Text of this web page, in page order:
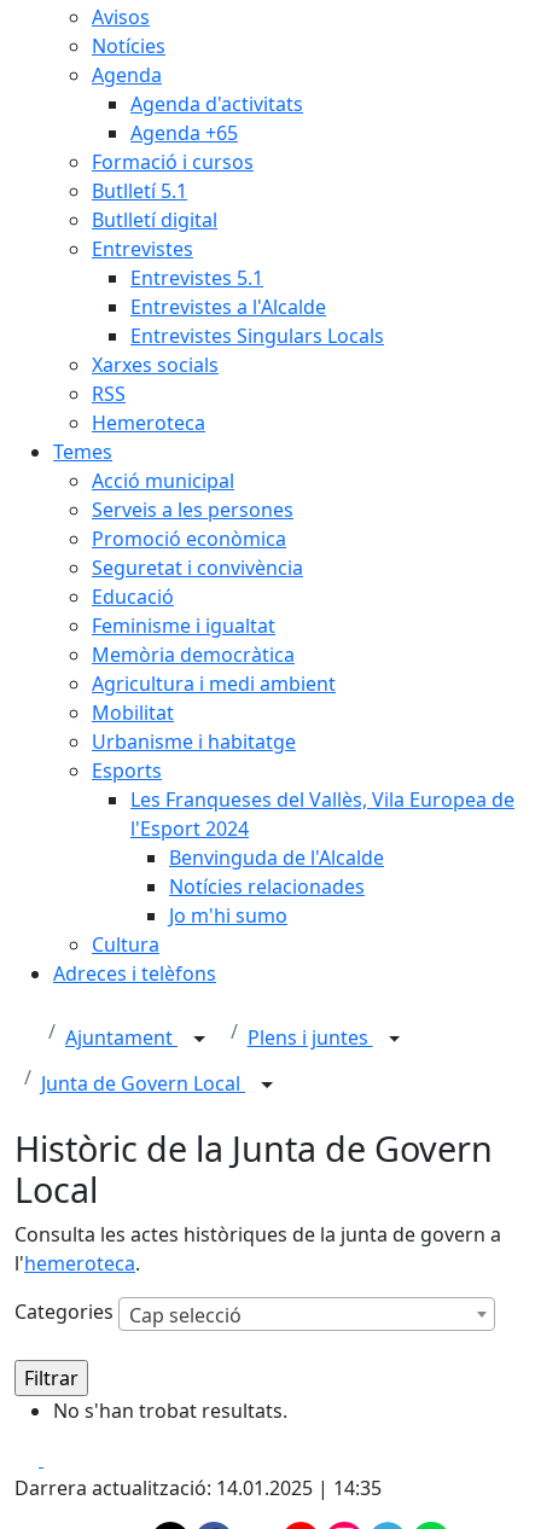
Avisos
Notícies
Agenda
Agenda d'activitats
Agenda +65
Formació i cursos
Butlletí 5.1
Butlletí digital
Entrevistes
Entrevistes 5.1
Entrevistes a l'Alcalde
Entrevistes Singulars Locals
Xarxes socials
RSS
Hemeroteca
Temes
Acció municipal
Serveis a les persones
Promoció econòmica
Seguretat i convivència
Educació
Feminisme i igualtat
Memòria democràtica
Agricultura i medi ambient
Mobilitat
Urbanisme i habitatge
Esports
Les Franqueses del Vallès, Vila Europea de
l'Esport 2024
Benvinguda de l'Alcalde
Notícies relacionades
Jo m'hi sumo
Cultura
Adreces i telèfons
Ajuntament
Plens i juntes
Junta de Govern Local
Històric de la Junta de Govern
Local
Consulta les actes històriques de la junta de govern a
l'hemeroteca.
Categories
Cap selecció
No s'han trobat resultats.
Darrera actualització: 14.01.2025 | 14:35